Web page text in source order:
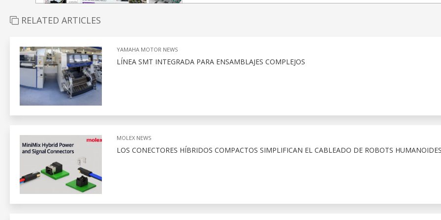
RELATED ARTICLES
YAMAHA MOTOR NEWS
LÍNEA SMT INTEGRADA PARA ENSAMBLAJES COMPLEJOS
MOLEX NEWS
LOS CONECTORES HÍBRIDOS COMPACTOS SIMPLIFICAN EL CABLEADO DE ROBOTS